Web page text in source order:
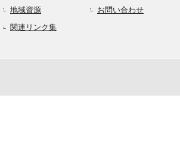
地域資源
関連リンク集
お問い合わせ